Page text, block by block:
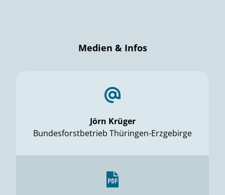
Medien & Infos
Jörn Krüger
Bundesforstbetrieb Thüringen-Erzgebirge